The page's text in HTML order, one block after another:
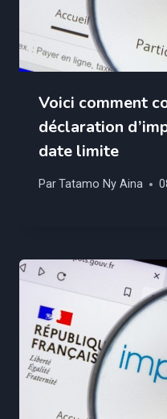
Voici comment
déclaration
date limite
ParTatamo Ny Aina